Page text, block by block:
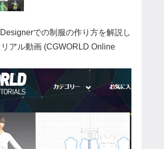
での制服の作り方を解説し
アル動画 (CGWORLD Online